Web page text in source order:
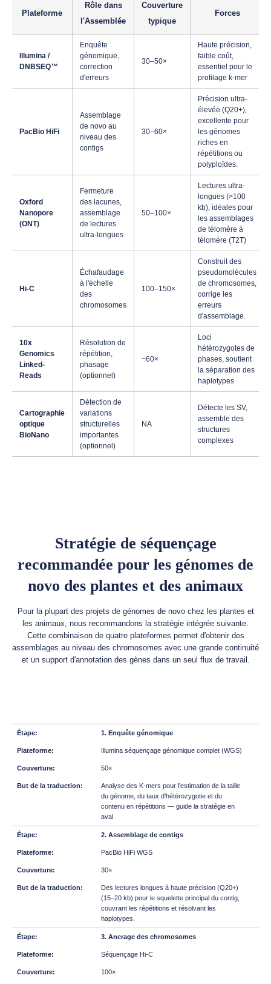
Plateforme
Rôle dans
l'Assemblée
Couverture
typique
Forces
Illumina /
DNBSEQ™
Enquête
génomique,
correction
d'erreurs
30–50×
Haute précision,
faible coût,
essentiel pour le
profilage k-mer
PacBio HiFi
Assemblage
de novo au
niveau des
contigs
30–60×
Précision ultra-
élevée (Q20+),
excellente pour
les génomes
riches en
répétitions ou
polyploïdes.
Oxford
Nanopore
(ONT)
Fermeture
des lacunes,
assemblage
de lectures
ultra-longues
50–100×
Lectures ultra-
longues (>100
kb), idéales pour
les assemblages
de télomère à
télomère (T2T)
Hi-C
Échafaudage
à l'échelle
des
chromosomes
100–150×
Construit des
pseudomolécules
de chromosomes,
corrige les
erreurs
d'assemblage.
10x
Genomics
Linked-
Reads
Résolution de
répétition,
phasage
(optionnel)
~60×
Loci
hétérozygotes de
phases, soutient
la séparation des
haplotypes
Cartographie
optique
BioNano
Détection de
variations
structurelles
importantes
(optionnel)
NA
Détecte les SV,
assemble des
structures
complexes
Stratégie de séquençage
recommandée pour les génomes de
novo des plantes et des animaux
Pour la plupart des projets de génomes de novo chez les plantes et
les animaux, nous recommandons la stratégie intégrée suivante.
Cette combinaison de quatre plateformes permet d'obtenir des
assemblages au niveau des chromosomes avec une grande continuité
et un support d'annotation des gènes dans un seul flux de travail.
1. Enquête génomique
Illumina séquençage génomique complet (WGS)
50×
Analyse des K-mers pour l'estimation de la taille
du génome, du taux d'hétérozygotie et du
contenu en répétitions — guide la stratégie en
aval
2. Assemblage de contigs
PacBio HiFi WGS
30×
Des lectures longues à haute précision (Q20+)
(15–20 kb) pour le squelette principal du contig,
couvrant les répétitions et résolvant les
haplotypes.
3. Ancrage des chromosomes
Séquençage Hi-C
100×